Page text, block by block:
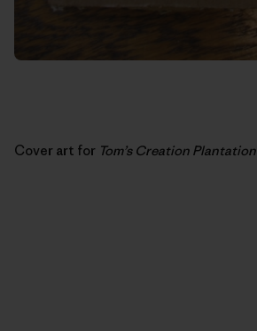
Cover art for Tom’s Creation Plantation